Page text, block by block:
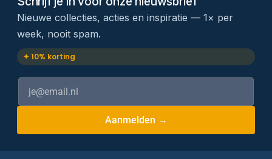
Nieuwe collecties, acties en inspiratie — 1× per
week, nooit spam.
✦ 10% korting
Aanmelden →